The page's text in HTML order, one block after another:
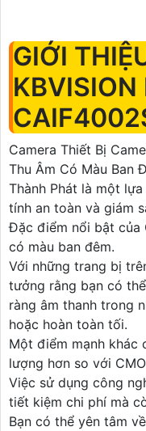
GIỚI
KBVISION
Camera Thiết Bị
Thu Âm Có Màu Ban
Thành Phát là một
tính an toàn và giám
Đặc điểm nổi bật của
có màu ban đêm.
Với những trang bị
tưởng rằng bạn có
ràng âm thanh trong
hoặc hoàn toàn tối.
Một điểm mạnh khác
lượng hơn so với
Việc sử dụng công
tiết kiệm chi phí mà
Bạn có thể yên tâm